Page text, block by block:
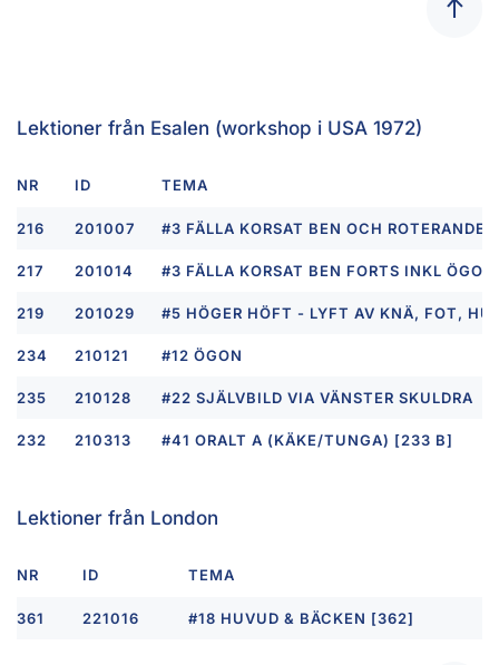
Lektioner från Esalen (workshop i USA 1972)
NR ID TEMA
216 201007 #3 FÄLLA KORSAT BEN OCH ROTERANDE
217 201014 #3 FÄLLA KORSAT BEN FORTS INKL ÖGON
219 201029 #5 HÖGER HÖFT - LYFT AV KNÄ, FOT,
234 210121 #12 ÖGON
235 210128 #22 SJÄLVBILD VIA VÄNSTER SKULDRA
232 210313 #41 ORALT A (KÄKE/TUNGA) [233 B]
Lektioner från London
NR ID TEMA
361 221016 #18 HUVUD & BÄCKEN [362]